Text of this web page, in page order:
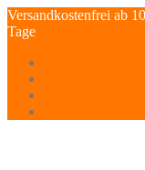
Versandkostenfrei ab
Tage